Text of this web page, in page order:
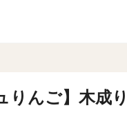
りんご】木成